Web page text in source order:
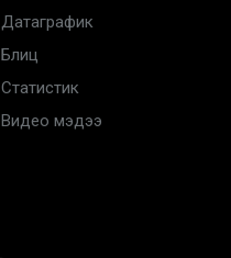
Датаграфик
Блиц
Статистик
Видео мэдээ